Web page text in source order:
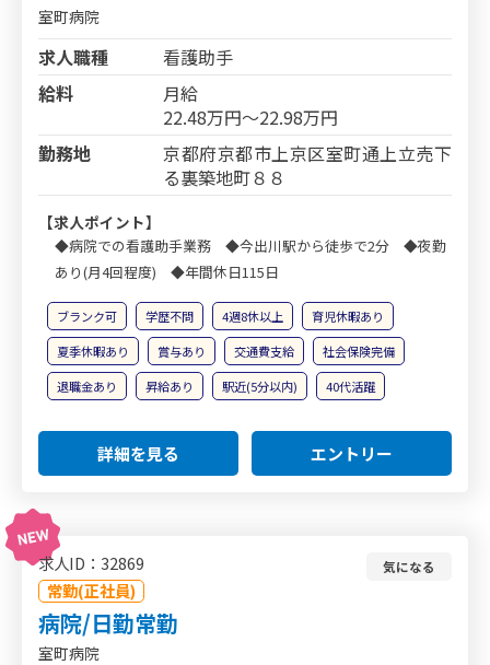
室町病院
求人職種
看護助手
給料
月給
22.48万円～22.98万円
勤務地
京都府京都市上京区室町通上立売下
る裏築地町８８
【求人ポイント】
◆病院での看護助手業務 ◆今出川駅から徒歩で2分 ◆夜勤
あり(月4回程度) ◆年間休日115日
ブランク可 学歴不問 4週8休以上
育児休暇あり
夏季休暇あり
賞与あり 交通費支給
社会保険完備
退職金あり
昇給あり 駅近(5分以内) 40代活躍
詳細を見る エントリー
求人ID：32869
常勤(正社員)
気になる
病院/日勤常勤
室町病院